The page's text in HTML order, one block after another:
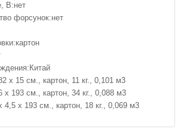
В:нет
форсунок:нет
x 15 cм., картон, 11 кг., 0,101 м3
x 193 cм., картон, 34 кг., 0,088 м3
4,5 x 193 cм., картон, 18 кг., 0,069 м3